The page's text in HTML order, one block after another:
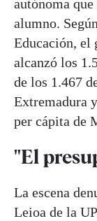
autónoma
alumno.
Educación, el
alcanzó los
de los 1.467
Extremadura
per cápita de
"El
La escena
Leioa de la